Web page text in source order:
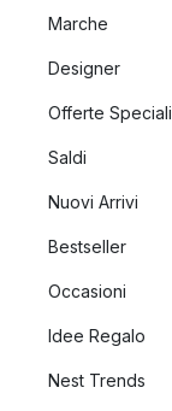
Marche
Designer
Offerte Speciali
Saldi
Nuovi Arrivi
Bestseller
Occasioni
Idee Regalo
Nest Trends